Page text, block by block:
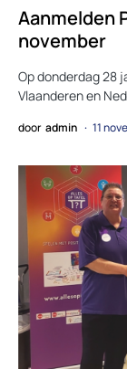
Aanmelden
november
Op donderdag 28
Vlaanderen en
door admin 11